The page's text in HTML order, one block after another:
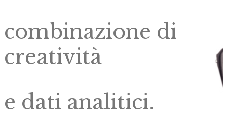
combinazione di
creatività
e dati analitici.